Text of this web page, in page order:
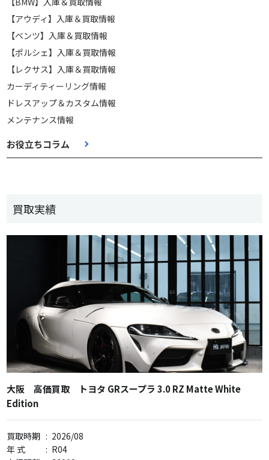
【アウディ】入庫＆買取情報
【ベンツ】入庫＆買取情報
【ポルシェ】入庫＆買取情報
【レクサス】入庫＆買取情報
カーディティーリング情報
ドレスアップ＆カスタム情報
メンテナンス情報
お役立ちコラム
買取実績
大阪 高価買取 トヨタ GRスープラ 3.0 RZ Matte White
Edition
買取時期 : 2026/08
年 式
: R04